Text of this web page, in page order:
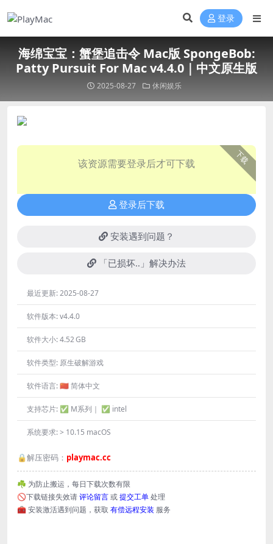
登录
海绵宝宝：蟹堡追击令 Mac版 SpongeBob:
Patty Pursuit For Mac v4.4.0｜中文原生版
2025-08-27 休闲娱乐
下载
该资源需要登录后才可下载
登录后下载
安装遇到问题？
「已损坏..」解决办法
最近更新:2025-08-27
软件版本:v4.4.0
软件大小:4.52 GB
软件类型: 原生破解游戏
软件语言:🇨🇳 简体中文
支持芯片: ✅ M系列｜ ✅ intel
系统要求:> 10.15 macOS
🔒解压密码： playmac.cc
☘️ 为防止搬运，每日下载次数有限
🚫下载链接失效请评论留言或提交工单处理
🧰 安装激活遇到问题，获取 有偿远程安装 服务